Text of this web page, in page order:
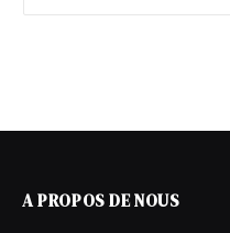
A PROPOS DE NOUS